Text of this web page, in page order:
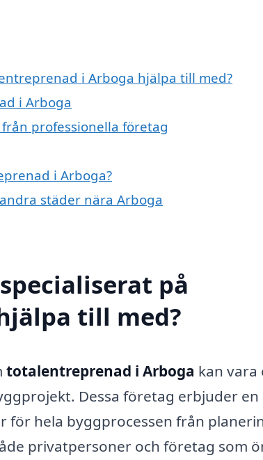
i Arboga hjälpa till med?
i Arboga
professionella företag
i Arboga?
städer nära Arboga
på
till med?
totalentreprenad i Arboga kan vara
Dessa företag erbjuder en
för hela byggprocessen från
privatpersoner och företag som